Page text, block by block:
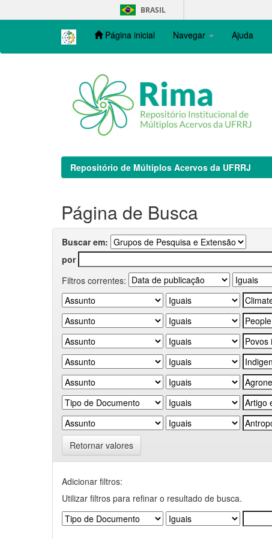
navigation
BRASIL
Página inicial Navegar Ajuda
Repositório de Múltiplos Acervos da UFRRJ
Página de Busca
Buscar em:
por
Filtros correntes:
Retornar valores
Adicionar filtros:
Utilizar filtros para refinar o resultado de busca.